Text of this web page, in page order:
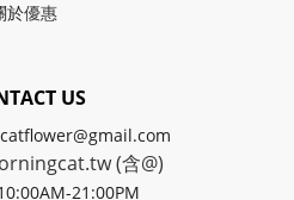
於優惠
US
(含@)
21:00PM